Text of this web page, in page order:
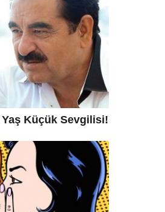
Yaş Küçük Sevgilisi!